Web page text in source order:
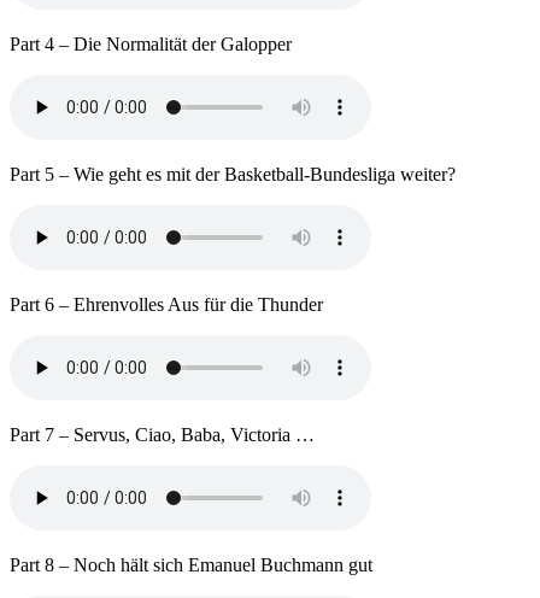
Part 4 – Die Normalität der Galopper
Part 5 – Wie geht es mit der Basketball-Bundesliga weiter?
Part 6 – Ehrenvolles Aus für die Thunder
Part 7 – Servus, Ciao, Baba, Victoria …
Part 8 – Noch hält sich Emanuel Buchmann gut